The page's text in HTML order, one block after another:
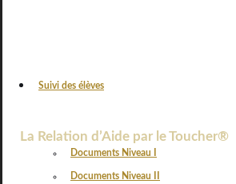
Suivi des élèves
Documents Niveau I
Documents Niveau II
La Relation d’Aide par le Toucher®